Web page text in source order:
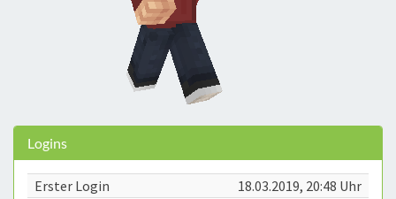
Logins
Erster Login
18.03.2019, 20:48 Uhr